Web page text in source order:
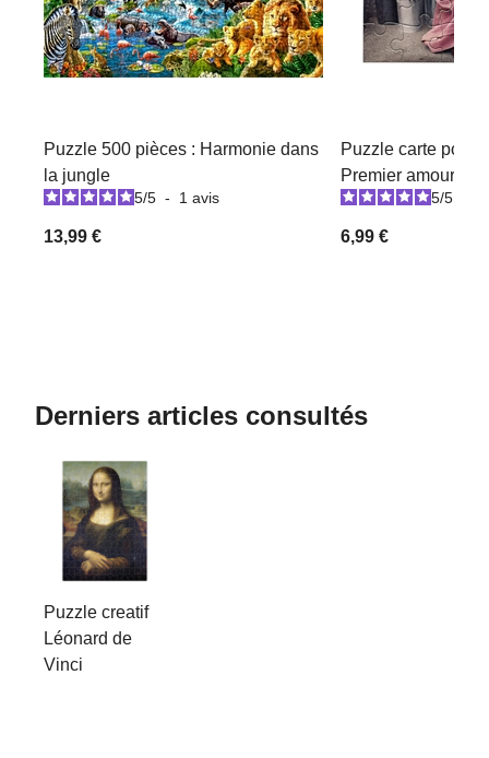
Puzzle 500 pièces : Harmonie dans
la jungle
5/5 - 1 avis
13,99 €
Puzzle carte
Premier amour
5/5
6,99 €
Derniers articles consultés
Puzzle creatif
Léonard de
Vinci